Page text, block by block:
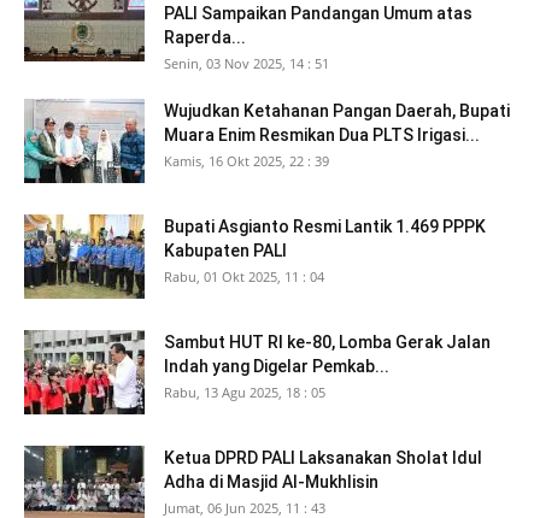
PALI Sampaikan Pandangan Umum atas
Raperda...
Senin, 03 Nov 2025, 14 : 51
Wujudkan Ketahanan Pangan Daerah, Bupati
Muara Enim Resmikan Dua PLTS Irigasi...
Kamis, 16 Okt 2025, 22 : 39
Bupati Asgianto Resmi Lantik 1.469 PPPK
Kabupaten PALI
Rabu, 01 Okt 2025, 11 : 04
Sambut HUT RI ke-80, Lomba Gerak Jalan
Indah yang Digelar Pemkab...
Rabu, 13 Agu 2025, 18 : 05
Ketua DPRD PALI Laksanakan Sholat Idul
Adha di Masjid Al-Mukhlisin
Jumat, 06 Jun 2025, 11 : 43